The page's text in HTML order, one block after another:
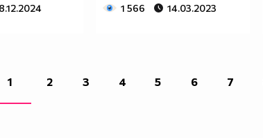
1 566 14.03.2023
1 2 3 4 5 6 7